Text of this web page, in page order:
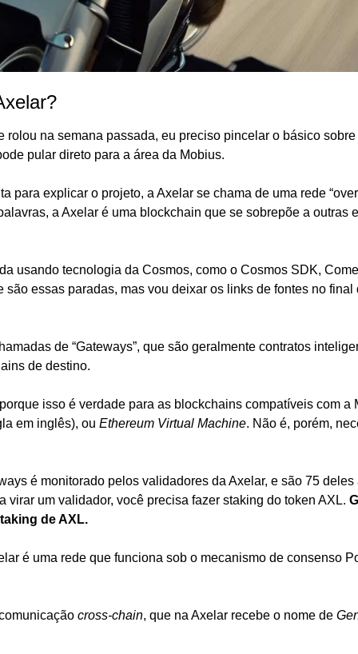
rolou na semana passada, eu preciso pincelar o básico
pular direto para a área da Mobius.
para explicar o projeto, a Axelar se chama de uma rede
a Axelar é uma blockchain que se sobrepõe a outras
usando tecnologia da Cosmos, como o Cosmos SDK,
são essas paradas, mas vou deixar os links de fontes no final
de “Gateways”, que são geralmente contratos
de destino.
isso é verdade para as blockchains compatíveis com a
em inglês), ou Ethereum Virtual Machine. Não é, porém,
é monitorado pelos validadores da Axelar, e são 75
virar um validador, você precisa fazer staking do token AXL.
de AXL.
é uma rede que funciona sob o mecanismo de consenso
cross-chain, que na Axelar recebe o nome de